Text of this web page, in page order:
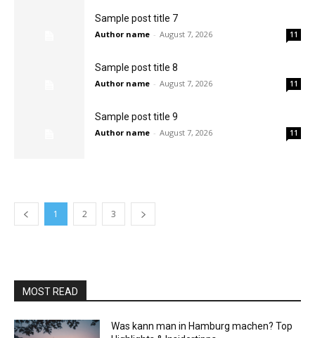
Sample post title 7
Author name - August 7, 2026 11
Sample post title 8
Author name - August 7, 2026 11
Sample post title 9
Author name - August 7, 2026 11
1 2 3
MOST READ
Was kann man in Hamburg machen? Top